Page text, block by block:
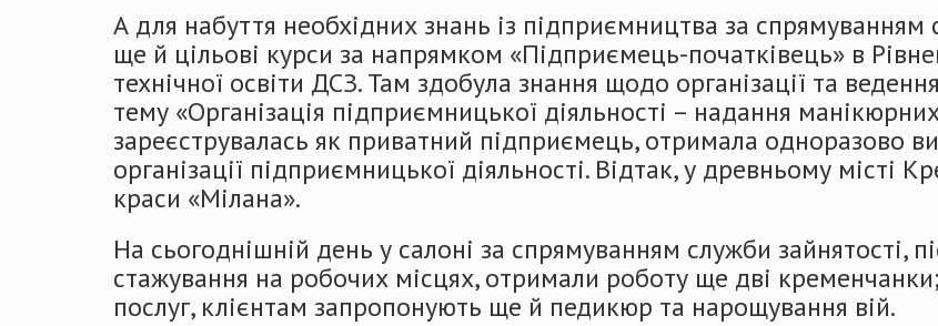
А для набуття необхідних знань із підприємництва за
ще й цільові курси за напрямком «Підприємець-початківець» в
технічної освіти ДСЗ. Там здобула знання щодо організації та
тему «Організація підприємницької діяльності – надання
зареєструвалась як приватний підприємець, отримала одноразово
організації підприємницької діяльності. Відтак, у древньому місті
краси «Мілана».
На сьогоднішній день у салоні за спрямуванням служби зайнятості,
стажування на робочих місцях, отримали роботу ще дві
послуг, клієнтам запропонують ще й педикюр та нарощування вій.